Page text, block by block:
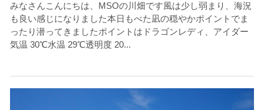
みなさんこんにちは、MSOの川畑です風は少し弱まり、海況
も良い感じになりました本日もべた凪の穏やかポイントでま
ったり潜ってきましたポイントはドラゴンレディ、アイダー
気温 30℃水温 29℃透明度 20...
分な対策をお願いいたします。
6.参加条件
ツアー中に、スノーケリングやスキンダイビングの技術
ダイビングの経験が浅い方については、条件付きでのご
案内となる場合があります。その際のご返金には応じか
ねますので、あらかじめご了承ください。これまでの経